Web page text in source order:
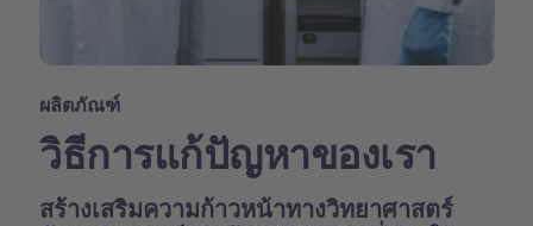
ผลิตภัณฑ์
วิธีการแก้ปัญหาของเรา
สร้างเสริมความก้าวหน้าทางวิทยาศาสตร์